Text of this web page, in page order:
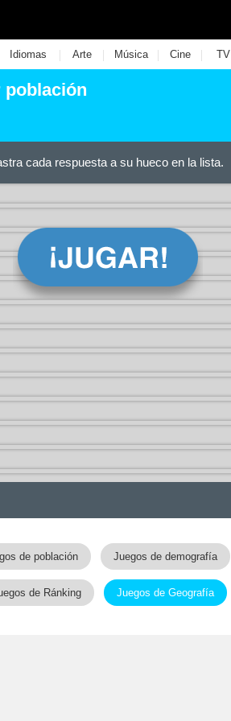
Idiomas | Arte | Música | Cine | TV
población
cada respuesta a su hueco en la lista.
de población Juegos de demografía
de Ránking Juegos de Geografía